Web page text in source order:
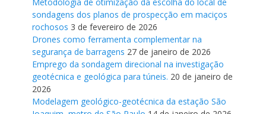
sondagens dos planos de prospecção em maciços
rochosos 3 de fevereiro de 2026
Drones como ferramenta complementar na
segurança de barragens 27 de janeiro de 2026
Emprego da sondagem direcional na investigação
geotécnica e geológica para túneis. 20 de janeiro de
2026
Modelagem geológico-geotécnica da estação São